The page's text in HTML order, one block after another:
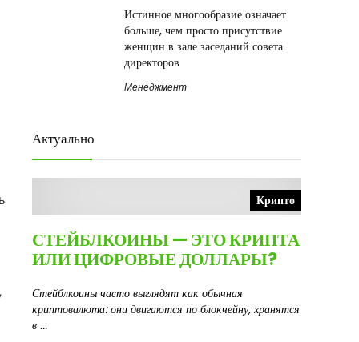
Истинное многообразие означает
больше, чем просто присутствие
женщин в зале заседаний совета
директоров
Менеджмент
Актуально
Крипто
СТЕЙБЛКОИНЫ — ЭТО КРИПТА
ИЛИ ЦИФРОВЫЕ ДОЛЛАРЫ?
Стейблкоины часто выглядят как обычная
криптовалюта: они двигаются по блокчейну, хранятся
в ...